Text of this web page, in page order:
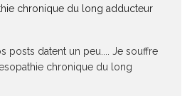
chronique du long adducteur
posts datent un peu.... Je souffre
chronique du long